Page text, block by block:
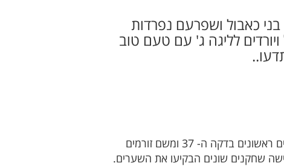
כאבול ושפרעם נפרדות
לליגה ג' עם טעם טוב
לאחר משחק צמוד והפכפך שתי הקבוצות נפרדות בתיקו במחזור האחרון של הליגה. המארחים מבקיעים ראשונים בדקה ה- 37 ומשם זורמים
שחקנים שונים הבקיעו את השערים.